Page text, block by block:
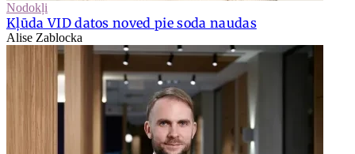
Nodokļi
Kļūda VID datos noved pie soda naudas
Alise Zablocka